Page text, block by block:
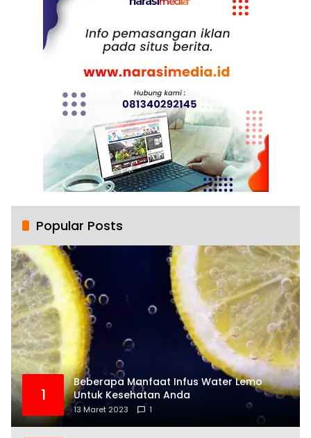
Popular Posts
1
Beberapa Manfaat Infus Water Lemo
Untuk Kesehatan Anda
13 Maret 2023 1